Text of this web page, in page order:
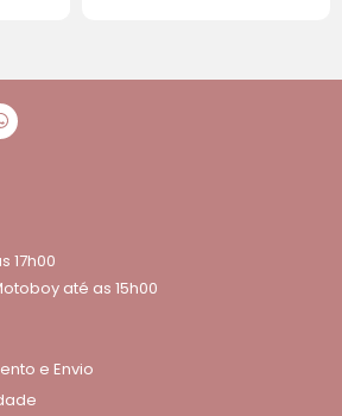
17h00
até as 15h00
e Envio